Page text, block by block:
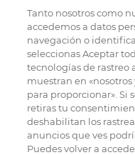
Tanto nosotros como
accedemos a datos
navegación o
seleccionas Aceptar
tecnologías de rastreo
muestran en
para proporcionar». Si
retiras tu
deshabilitan los
anuncios que ves
Puedes volver a